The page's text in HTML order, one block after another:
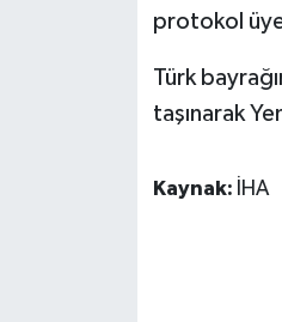
protokol
Türk
taşınarak
Kaynak: İHA
TEKNOLOJİ